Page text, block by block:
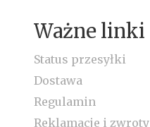
Ważne linki
Status przesyłki
Dostawa
Regulamin
Reklamacje i zwroty